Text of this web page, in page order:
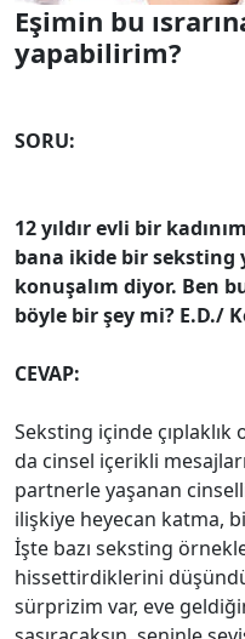
Eşimin bu
yapabilirim?
SORU:
12 yıldır evli bir
bana ikide bir seksting
konuşalım diyor. Ben
böyle bir şey mi? E.D./
CEVAP:
Seksting içinde çıplaklık
da cinsel içerikli
partnerle yaşanan
ilişkiye heyecan katma,
İşte bazı seksting
hissettirdiklerini
sürprizim var, eve